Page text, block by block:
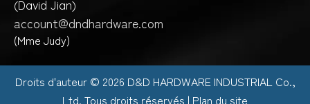
(David Jian)
account@dndhardware.com
(Mme Judy)
Droits d'auteur ©️ 2026 D&D HARDWARE INDUSTRIAL Co.,
Ltd. Tous droits réservés | Plan du site